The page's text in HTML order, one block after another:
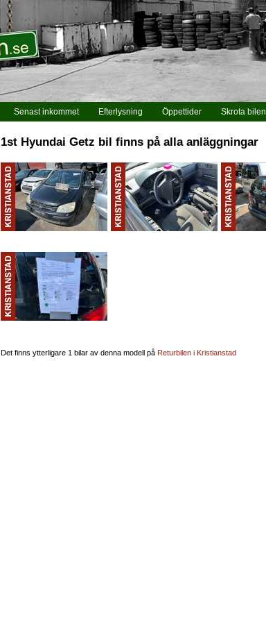
Senast inkommet Efterlysning Öppettider Skrota bilen
1st Hyundai Getz bil finns på alla anläggningar
Det finns ytterligare 1 bilar av denna modell på Returbilen i Kristianstad